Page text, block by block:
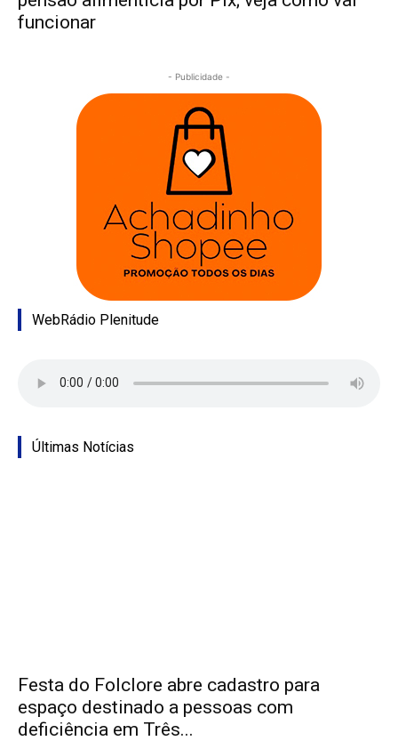
funcionar
- Publicidade -
WebRádio Plenitude
Últimas Notícias
Festa do Folclore abre cadastro para
espaço destinado a pessoas com
deficiência em Três...